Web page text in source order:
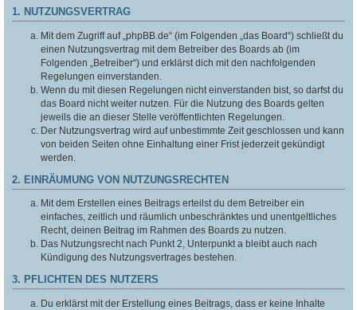
1. NUTZUNGSVERTRAG
Mit dem Zugriff auf „phpBB.de“ (im Folgenden „das Board“) schließt du
einen Nutzungsvertrag mit dem Betreiber des Boards ab (im
Folgenden „Betreiber“) und erklärst dich mit den nachfolgenden
Regelungen einverstanden.
Wenn du mit diesen Regelungen nicht einverstanden bist, so darfst du
das Board nicht weiter nutzen. Für die Nutzung des Boards gelten
jeweils die an dieser Stelle veröffentlichten Regelungen.
Der Nutzungsvertrag wird auf unbestimmte Zeit geschlossen und kann
von beiden Seiten ohne Einhaltung einer Frist jederzeit gekündigt
werden.
2. EINRÄUMUNG VON NUTZUNGSRECHTEN
Mit dem Erstellen eines Beitrags erteilst du dem Betreiber ein
einfaches, zeitlich und räumlich unbeschränktes und unentgeltliches
Recht, deinen Beitrag im Rahmen des Boards zu nutzen.
Das Nutzungsrecht nach Punkt 2, Unterpunkt a bleibt auch nach
Kündigung des Nutzungsvertrages bestehen.
3. PFLICHTEN DES NUTZERS
Du erklärst mit der Erstellung eines Beitrags, dass er keine Inhalte